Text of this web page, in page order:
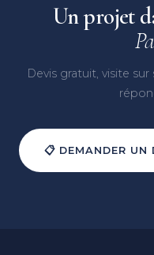
Un projet
Devis gratuit, visite
📋 DEMANDER UN